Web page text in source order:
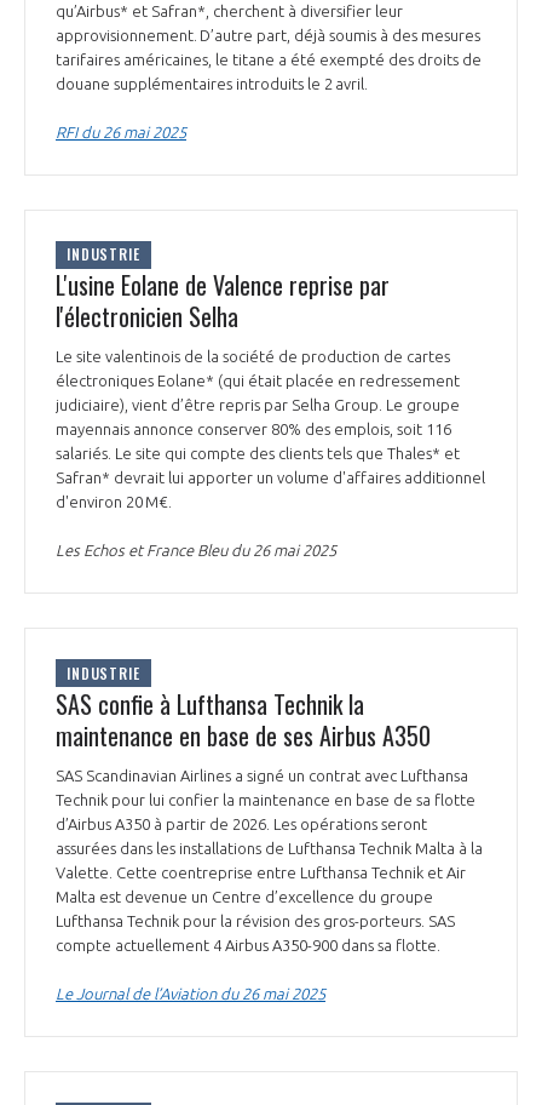
INNOVATION
qu’Airbus* et Safran*, cherchent à diversifier leur
approvisionnement. D’autre part, déjà soumis à des mesures
tarifaires américaines, le titane a été exempté des droits de
douane supplémentaires introduits le 2 avril.
RFI du 26 mai 2025
INDUSTRIE
L'usine Eolane de Valence reprise par
l'électronicien Selha
Le site valentinois de la société de production de cartes
électroniques Eolane* (qui était placée en redressement
judiciaire), vient d’être repris par Selha Group. Le groupe
mayennais annonce conserver 80% des emplois, soit 116
salariés. Le site qui compte des clients tels que Thales* et
Safran* devrait lui apporter un volume d'affaires additionnel
d'environ 20 M€.
Les Echos et France Bleu du 26 mai 2025
INDUSTRIE
SAS confie à Lufthansa Technik la
maintenance en base de ses Airbus A350
SAS Scandinavian Airlines a signé un contrat avec Lufthansa
Technik pour lui confier la maintenance en base de sa flotte
d’Airbus A350 à partir de 2026. Les opérations seront
assurées dans les installations de Lufthansa Technik Malta à la
Valette. Cette coentreprise entre Lufthansa Technik et Air
Malta est devenue un Centre d’excellence du groupe
Lufthansa Technik pour la révision des gros-porteurs. SAS
compte actuellement 4 Airbus A350-900 dans sa flotte.
Le Journal de l’Aviation du 26 mai 2025